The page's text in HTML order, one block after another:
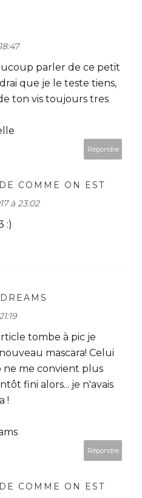
parler de ce petit
que je le teste tiens,
ton vis toujours tres
Répondre
COMME ON EST
à 23:02
:)
tombe à pic je
mascara! Celui
ne me convient plus
fini alors... je n'avais
!
Répondre
COMME ON EST